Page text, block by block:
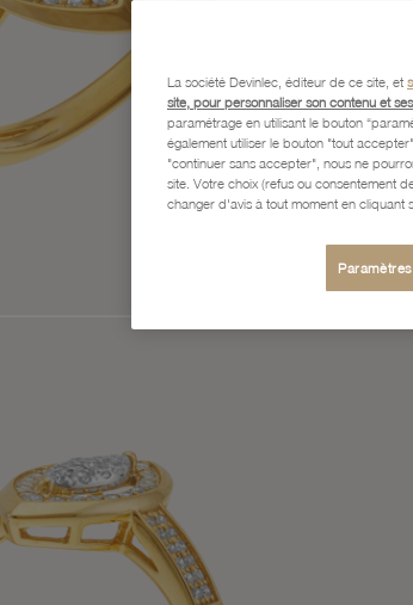
La société Devinlec, éditeur de ce site, et
site, pour personnaliser son contenu et
paramétrage en utilisant le bouton
également utiliser le bouton "tout
"continuer sans accepter", nous ne
site. Votre choix (refus ou consentement
changer d'avis à tout moment en cliquant